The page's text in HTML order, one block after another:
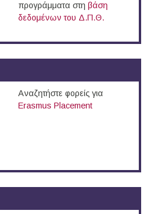
προγράμματα στη βάση
δεδομένων του Δ.Π.Θ.
Αναζητήστε φορείς για
Erasmus Placement